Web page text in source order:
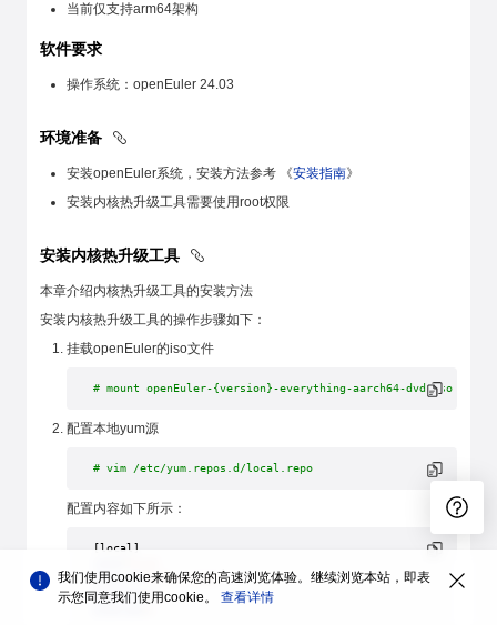
当前仅支持arm64架构
软件要求
操作系统：openEuler 24.03
环境准备
安装openEuler系统，安装方法参考 《安装指南》
安装内核热升级工具需要使用root权限
安装内核热升级工具
本章介绍内核热升级工具的安装方法
安装内核热升级工具的操作步骤如下：
挂载openEuler的iso文件
# mount openEuler-{version}-everything-aarch64-dvd.iso /mnt
配置本地yum源
# vim /etc/yum.repos.d/local.repo
配置内容如下所示：
[local]
baseurl =file:///mnt
gpgcheck=1
我们使用cookie来确保您的高速浏览体验。继续浏览本站，即表
示您同意我们使用cookie。 查看详情